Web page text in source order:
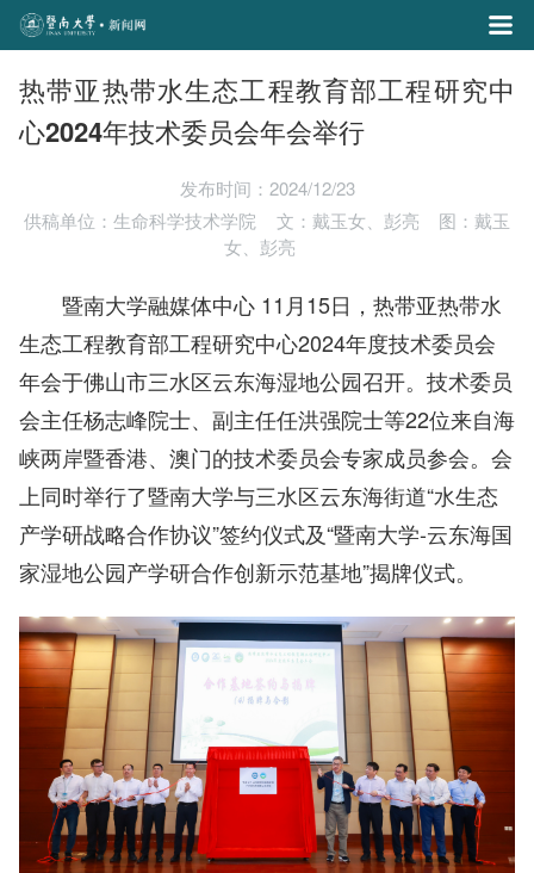
热带亚热带水生态工程教育部工程研究中
心2024年技术委员会年会举行
发布时间：2024/12/23
供稿单位：生命科学技术学院
文：戴玉女、彭亮
图：戴玉
女、彭亮
暨南大学融媒体中心 11月15日，热带亚热带水
生态工程教育部工程研究中心2024年度技术委员会
年会于佛山市三水区云东海湿地公园召开。技术委员
会主任杨志峰院士、副主任任洪强院士等22位来自海
峡两岸暨香港、澳门的技术委员会专家成员参会。会
上同时举行了暨南大学与三水区云东海街道“水生态
产学研战略合作协议”签约仪式及“暨南大学-云东海国
家湿地公园产学研合作创新示范基地”揭牌仪式。